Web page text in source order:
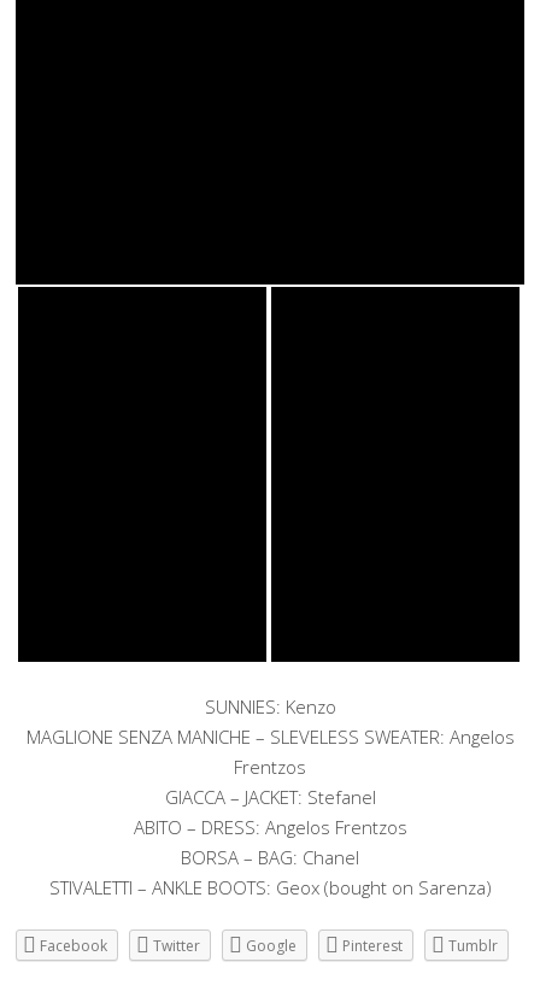
SUNNIES: Kenzo
MAGLIONE SENZA MANICHE – SLEVELESS SWEATER: Angelos
Frentzos
GIACCA – JACKET: Stefanel
ABITO – DRESS: Angelos Frentzos
BORSA – BAG: Chanel
STIVALETTI – ANKLE BOOTS: Geox (bought on Sarenza)
Facebook Twitter Google Pinterest Tumblr